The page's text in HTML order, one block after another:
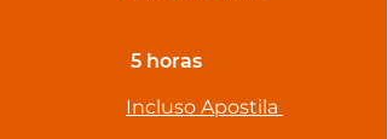
5 horas
Incluso Apostila